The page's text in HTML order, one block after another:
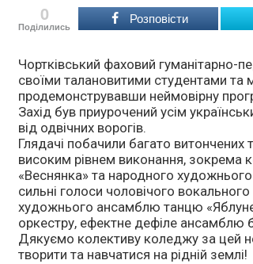
0
Поділились
Розповісти
Чортківський фаховий гуманітарно-
своїми талановитими студентами
продемонструвавши неймовірну
Захід був приурочений усім
від одвічних ворогів.
Глядачі побачили багато
високим рівнем виконання, зокрема
«Веснянка» та народного художнього
сильні голоси чоловічого
художнього ансамблю танцю
оркестру, ефектне дефіле ансамблю
Дякуємо колективу коледжу за цей
творити та навчатися на рідній землі!